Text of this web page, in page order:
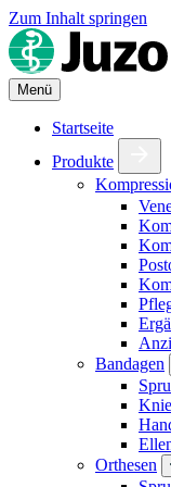
Zum Inhalt springen
Menü
Startseite
Produkte
Bandagen
Orthesen